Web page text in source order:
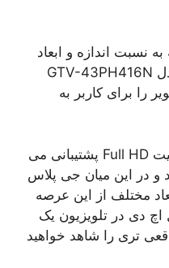
نسبت اندازه و ابعاد
تلویزیون جی پلاس 43 اینچ مدل GTV-43PH416N
را برای کاربر به
اغلب تلویزیون هایی که از کیفیت Full HD پشتیبانی می
و در این میان جی پلاس
مختلف از این عرصه
دی در تلویزیون یک
تری را شاهد خواهید